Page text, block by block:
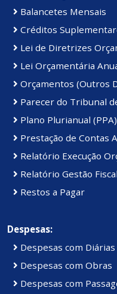
Balancetes Mensais
Créditos
Lei de Diretrizes
Lei Orçamentária
Orçamentos (Outros
Parecer do Tribunal
Plano Plurianual (PPA)
Prestação de Contas
Relatório Execução
Relatório Gestão
Restos a Pagar
Despesas:
Despesas com Diárias
Despesas com Obras
Despesas com